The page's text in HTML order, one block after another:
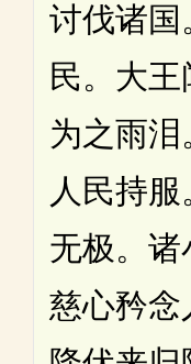
讨伐诸国
民。大
为之雨
人民持
无极。诸
慈心矜念